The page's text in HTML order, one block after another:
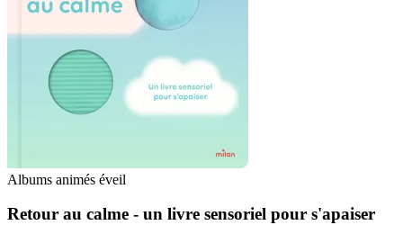
Albums animés éveil
Retour au calme - un livre sensoriel pour s'apaiser